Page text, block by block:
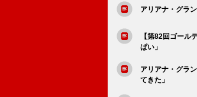
アリアナ・グラ
【第82回ゴール
ぱい」
アリアナ・グラ
てきた」